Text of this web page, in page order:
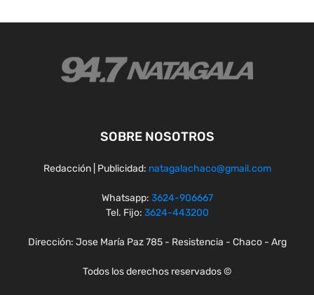
SOBRE NOSOTROS
Redacción | Publicidad: natagalachaco@gmail.com
Whatsapp: 3624-906667
Tel. Fijo: 3624-443200
Dirección: Jose María Paz 785 - Resistencia - Chaco - Arg
Todos los derechos reservados ©